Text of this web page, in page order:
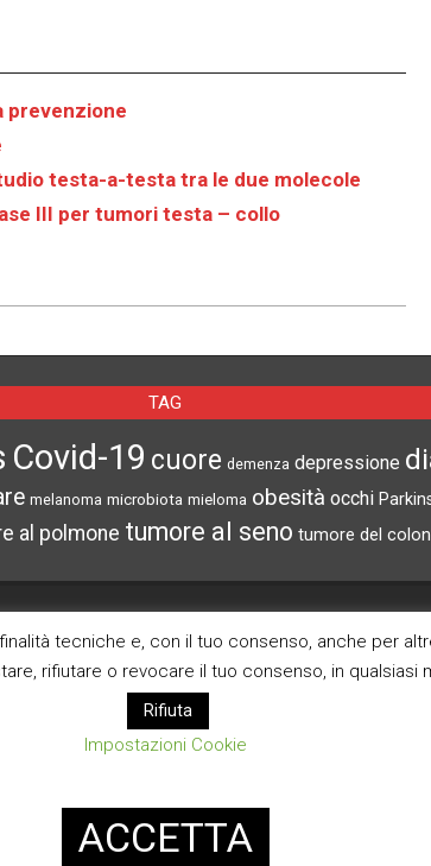
prevenzione
testa-a-testa tra le due molecole
III per tumori testa – collo
TAG
Covid-19 cuore demenza depressione
melanoma microbiota mieloma obesità occhi
al polmone tumore al seno tumore del colon
ARCHIVI
Archivi
Modifica consenso
tecniche e, con il tuo consenso, anche per
rifiutare o revocare il tuo consenso, in qualsiasi
Rifiuta
Impostazioni Cookie
ACCETTA